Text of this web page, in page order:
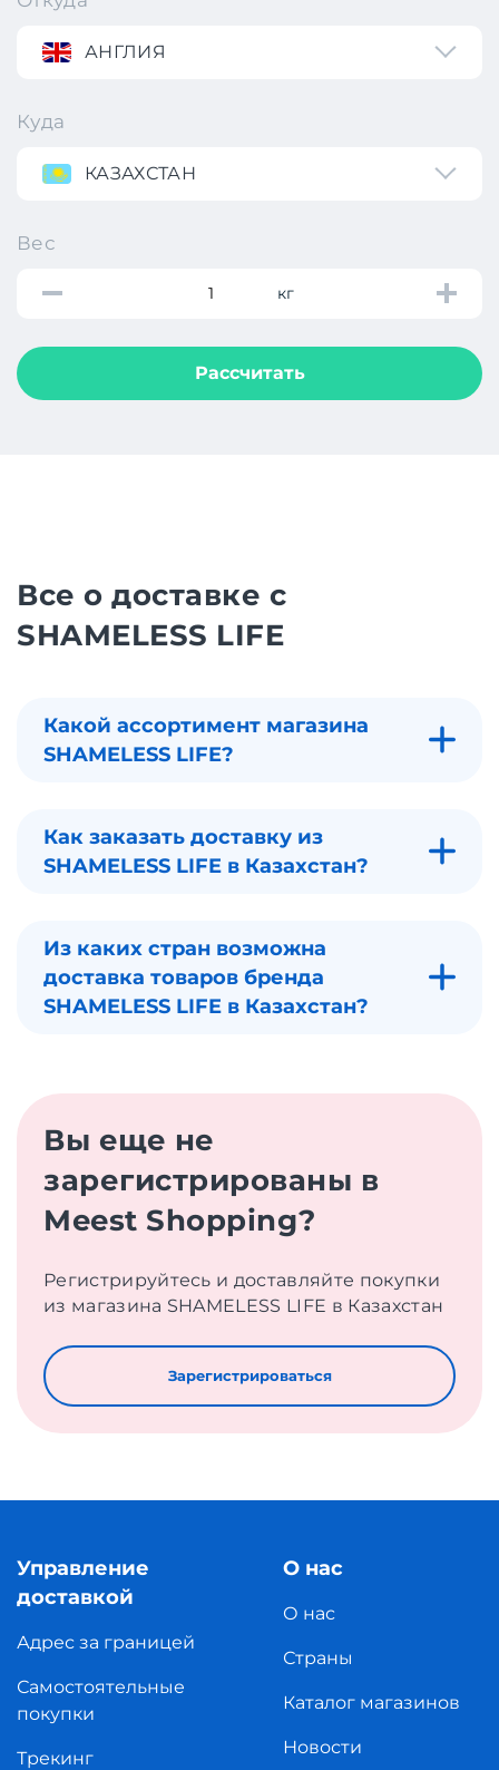
АНГЛИЯ
Куда
КАЗАХСТАН
Вес
кг
Рассчитать
Все о доставке с
SHAMELESS LIFE
Какой ассортимент магазина
SHAMELESS LIFE?
Как заказать доставку из
SHAMELESS LIFE в Казахстан?
Из каких стран возможна
доставка товаров бренда
SHAMELESS LIFE в Казахстан?
Вы еще не
зарегистрированы в
Meest Shopping?
Регистрируйтесь и доставляйте покупки
из магазина SHAMELESS LIFE в Казахстан
Зарегистрироваться
Управление
доставкой
Адрес за границей
Самостоятельные
покупки
Трекинг
О нас
О нас
Страны
Каталог магазинов
Новости